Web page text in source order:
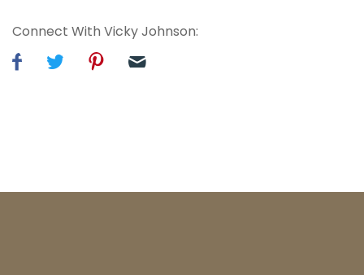
Connect With Vicky Johnson: